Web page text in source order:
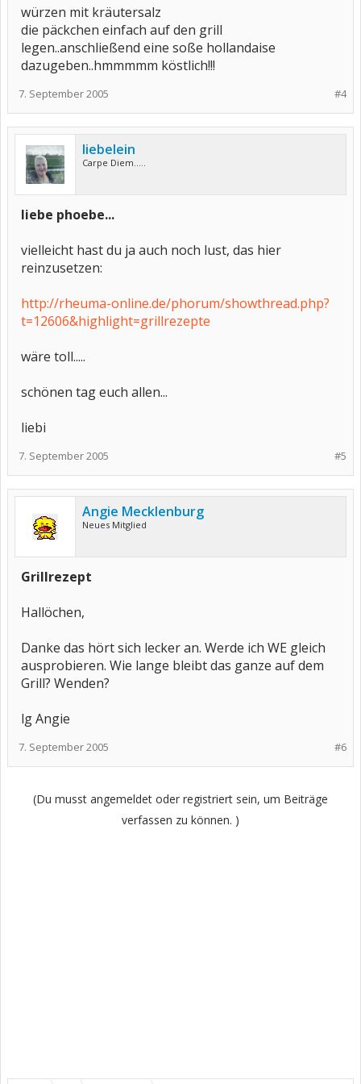
würzen mit kräutersalz
die päckchen einfach auf den grill
legen..anschließend eine soße hollandaise
dazugeben..hmmmmm köstlich!!!
#4
7. September 2005
liebelein
Carpe Diem.....
liebe phoebe...
vielleicht hast du ja auch noch lust, das hier
reinzusetzen:
http://rheuma-online.de/phorum/showthread.php?
t=12606&highlight=grillrezepte
wäre toll.....
schönen tag euch allen...
liebi
#5
7. September 2005
Angie Mecklenburg
Neues Mitglied
Grillrezept
Hallöchen,
Danke das hört sich lecker an. Werde ich WE gleich
ausprobieren. Wie lange bleibt das ganze auf dem
Grill? Wenden?
lg Angie
#6
7. September 2005
(Du musst angemeldet oder registriert sein, um Beiträge
verfassen zu können. )